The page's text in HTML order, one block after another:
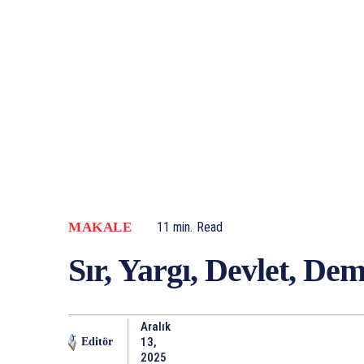
MAKALE 11 min. Read
Sır, Yargı, Devlet,
Editör
Aralık
13,
2025